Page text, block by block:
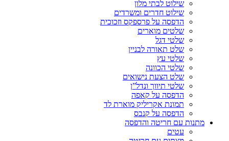
שילוט לבתי מלון
שילוט חדרים ומשרדים
הדפסה על פרספקס וזכוכית
שלטים מוארים
שלטי דגל
שלט תאורה לבניין
שלטי עץ
שלטי הכוונה
שלט הצעת נישואים
שלטי תיווך ונדל”ן
הדפסה על קאפה
תמונת אקריליק מוארת לד
הדפסה על קנבס
מתנות עם חריטה והדפסה
עטים